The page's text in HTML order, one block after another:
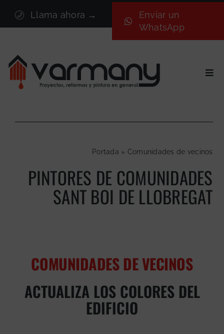
contenido
Llama ahora →
Enviar un
WhatsApp
Sectores
Nosotros
Portada » Comunidades de vecinos
PINTORES DE COMUNIDADES
SANT BOI DE LLOBREGAT
COMUNIDADES DE VECINOS
ACTUALIZA LOS COLORES DEL
EDIFICIO